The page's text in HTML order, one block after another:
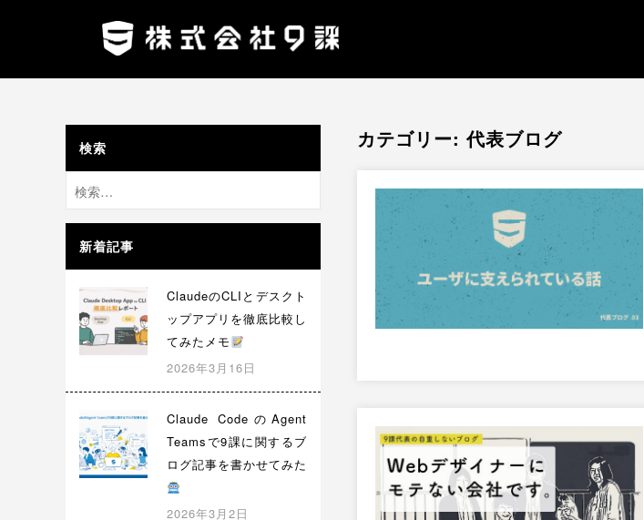
社
9
を
通
じ
、
第
三
の
選
肢
を
創
り
カテゴリー:代表ブログ
検索
検
索:
新着記事
ClaudeのCLIとデスクト
ップアプリを徹底比較し
てみたメモ
2026年3月16日
Claude CodeのAgent
Teamsで9課に関するブ
ログ記事を書かせてみた
2026年3月2日
会
社